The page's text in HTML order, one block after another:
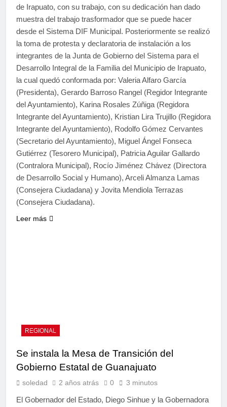
de Irapuato, con su trabajo, con su dedicación han dado
muestra del trabajo trasformador que se puede hacer
desde el Sistema DIF Municipal. Posteriormente se realizó
la toma de protesta y declaratoria de instalación a los
integrantes de la Junta de Gobierno del Sistema para el
Desarrollo Integral de la Familia del Municipio de Irapuato,
la cual quedó conformada por: Valeria Alfaro García
(Presidenta), Gerardo Barroso Rangel (Regidor Integrante
del Ayuntamiento), Karina Rosales Zúñiga (Regidora
Integrante del Ayuntamiento), Kristian Lira Trujillo (Regidora
Integrante del Ayuntamiento), Rodolfo Gómez Cervantes
(Secretario del Ayuntamiento), Miguel Ángel Fonseca
Gutiérrez (Tesorero Municipal), Patricia Aguilar Gallardo
(Contralora Municipal), Rocío Jiménez Chávez (Directora
de Desarrollo Social y Humano), Arceli Almanza Lamas
(Consejera Ciudadana) y Jovita Mendiola Terrazas
(Consejera Ciudadana).
Leer más
REGIONAL
Se instala la Mesa de Transición del
Gobierno Estatal de Guanajuato
soledad 2 años atrás 0 3 minutos
El Gobernador del Estado, Diego Sinhue y la Gobernadora